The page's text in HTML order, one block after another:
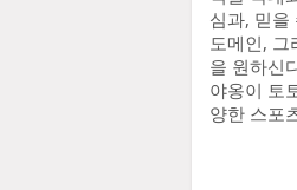
심과, 믿을
도메인, 그
을 원하신
야옹이 토
양한 스포